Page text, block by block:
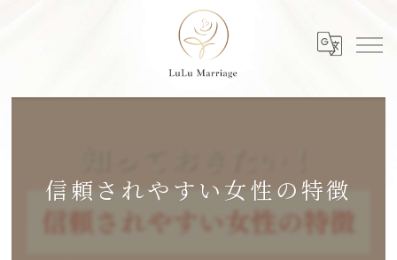
信頼されやすい女性の特徴